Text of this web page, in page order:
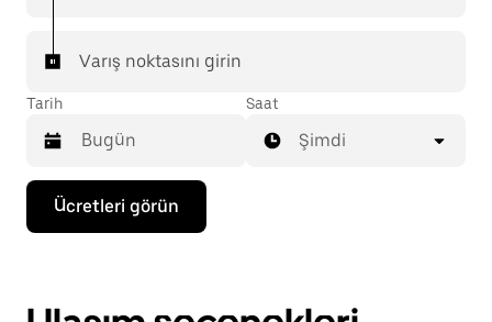
Varış noktasını girin
Tarih
Takvimle
etkileşime
geçmek
seçmek
Saat
Şimdi
Ücretleri görün